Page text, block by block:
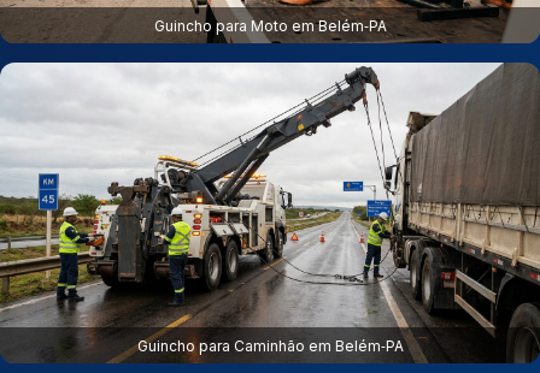
Guincho para Moto em Belém‑PA
Guincho para Caminhão em Belém‑PA